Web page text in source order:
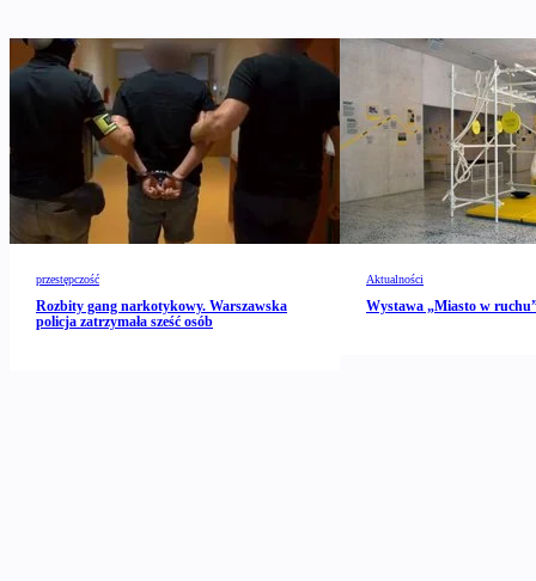
przestępczość
Rozbity gang narkotykowy. Warszawska
policja zatrzymała sześć osób
Aktualności
Wystawa „Miasto w